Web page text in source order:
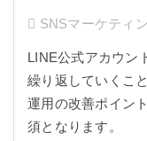
SNSマーケティ
LINE公式アカウン
繰り返していくこ
運用の改善ポイン
須となります。